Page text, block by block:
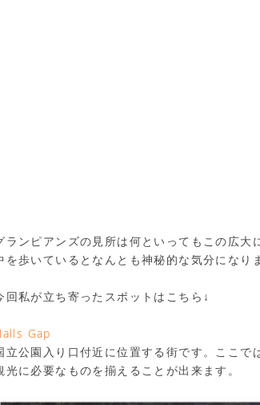
ランピアンズの見所は何といってもこの広
を歩いているとなんとも神秘的な気分になり
回私が立ち寄ったスポットはこちら↓
Gap
立公園入り口付近に位置する街です。ここ
光に必要なものを揃えることが出来ます。